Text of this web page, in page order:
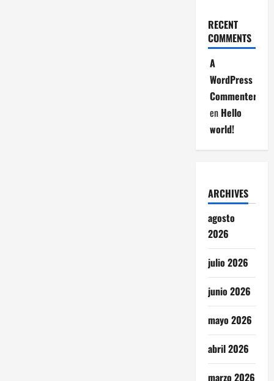
RECENT
COMMENTS
A
WordPress
Commenter
en Hello
world!
ARCHIVES
agosto
2026
julio 2026
junio 2026
mayo 2026
abril 2026
marzo 2026